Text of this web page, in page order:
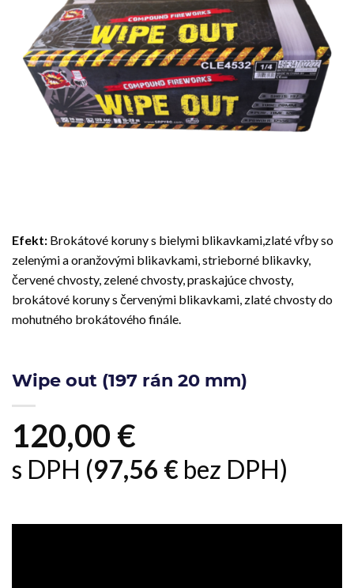
Efekt: Brokátové koruny s bielymi blikavkami,zlaté vŕby so
zelenými a oranžovými blikavkami, strieborné blikavky,
červené chvosty, zelené chvosty, praskajúce chvosty,
brokátové koruny s červenými blikavkami, zlaté chvosty do
mohutného brokátového finále.
Wipe out (197 rán 20 mm)
120,00 €
s DPH (97,56 € bez DPH)